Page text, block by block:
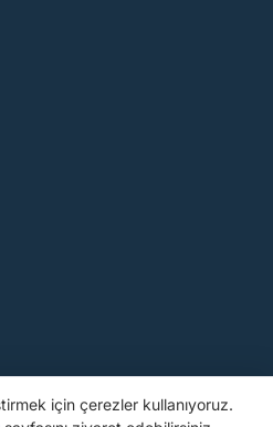
için çerezler kullanıyoruz.